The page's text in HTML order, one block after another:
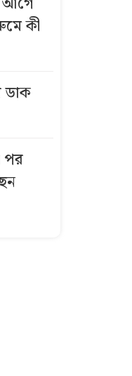
এই
সঙ্গে
কী
ডাক
পর